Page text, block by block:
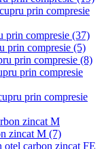
prin compresie
prin compresie (37)
prin compresie (5)
prin compresie (8)
prin compresie
prin compresie
zincat M
zincat M (7)
otel carbon zincat FE